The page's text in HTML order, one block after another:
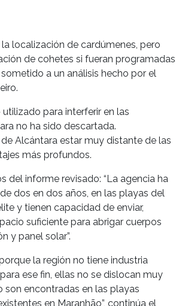
localización de cardúmenes, pero
de cohetes si fueran programadas
a un análisis hecho por el
para interferir en las
no ha sido descartada.
Alcántara estar muy distante de las
más profundos.
del informe revisado: “La agencia ha
dos en dos años, en las playas del
y tienen capacidad de enviar,
suficiente para abrigar cuerpos
y panel solar”.
la región no tiene industria
ese fin, ellas no se dislocan muy
encontradas en las playas
en Maranhão”, continúa el